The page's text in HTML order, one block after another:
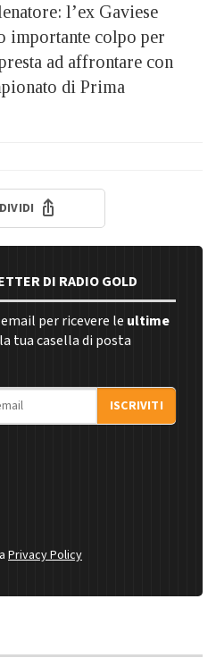
l’ex Gaviese
importante colpo per
ad affrontare con
di Prima
DI RADIO GOLD
per ricevere le ultime
tua casella di posta
ISCRIVITI
Privacy Policy